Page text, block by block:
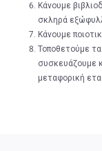
Κάνουμε
σκληρά
Κάνουμε
Τοποθετούμε
συσκευάζουμε
μεταφορική